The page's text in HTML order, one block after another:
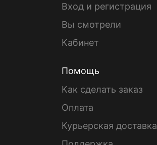
Вход и регистрация
Вы смотрели
Кабинет
Помощь
Как сделать заказ
Оплата
Курьерская доставка